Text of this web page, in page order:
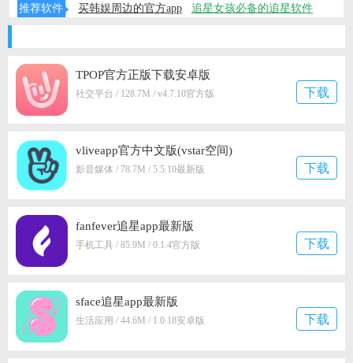
推荐软件 买韩娱周边的官方app 追星女孩必备的追星软件
TPOP官方正版下载安卓版
社交平台 / 128.7M / v4.7.10官方版 下载
vliveapp官方中文版(vstar空间)
影音媒体 / 78.7M / 5.5.10最新版 下载
fanfever追星app最新版
手机工具 / 85.9M / 0.1.4官方版 下载
sface追星app最新版
生活应用 / 44.6M / 1.0.18安卓版 下载